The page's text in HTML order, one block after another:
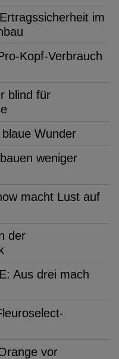
im
Kopf-Verbrauch
blind für
Wunder
weniger
macht Lust auf
der
Aus drei mach
vor